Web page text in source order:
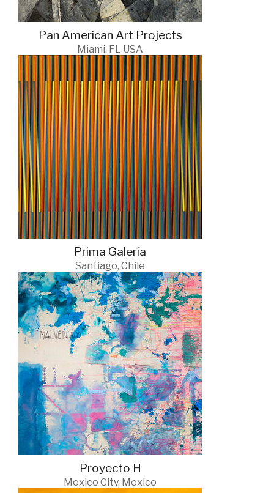
Pan American Art Projects
Miami, FL USA
Prima Galería
Santiago, Chile
Proyecto H
Mexico City, Mexico